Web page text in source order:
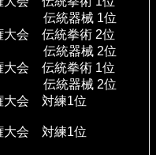
1位
大会 伝統拳術 2位
2位
大会 伝統拳術 1位
2位
大会 対練1位
大会 対練1位